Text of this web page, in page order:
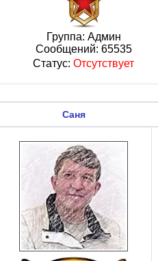
Группа: Админ
Сообщений: 65535
Статус: Отсутствует
Саня